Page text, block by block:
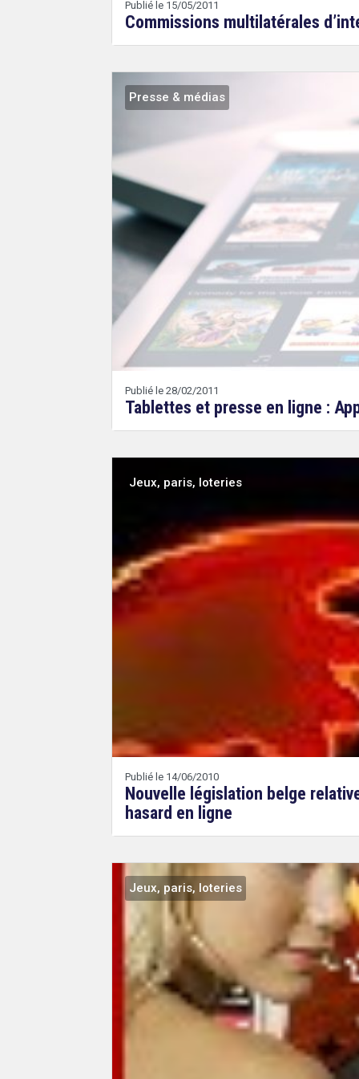
Publié le 15/05/2011
Commissions multilatérales
Droit
Technologies
Etienne
Wery
Presse & médias
Publié le 28/02/2011
Tablettes et presse en ligne :
&
Technologies
Abbas
Jeux, paris, loteries
Publié le 14/06/2010
Nouvelle législation belge
hasard en ligne
Droit
&
Technologies
Jeux, paris, loteries